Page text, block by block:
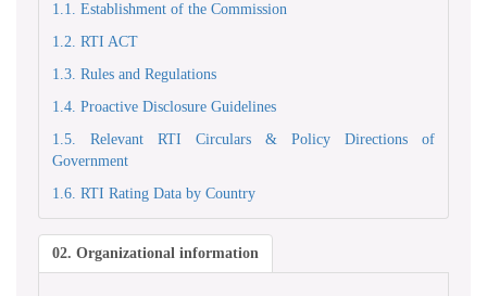
1.1. Establishment of the Commission
1.2. RTI ACT
1.3. Rules and Regulations
1.4. Proactive Disclosure Guidelines
1.5. Relevant RTI Circulars & Policy Directions of
Government
1.6. RTI Rating Data by Country
02. Organizational information